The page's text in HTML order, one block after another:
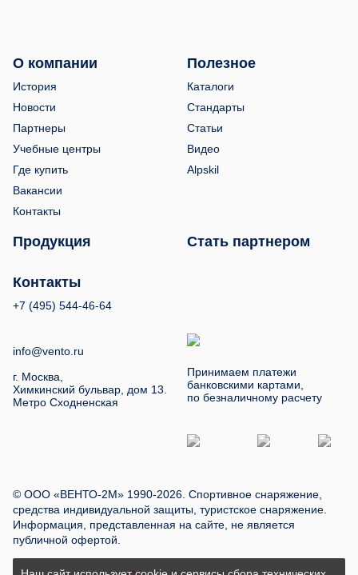
О компании
История
Новости
Партнеры
Учебные центры
Где купить
Вакансии
Контакты
Полезное
Каталоги
Стандарты
Статьи
Видео
Alpskil
Продукция Стать партнером
Контакты
+7 (495) 544-46-64
info@vento.ru
г. Москва,
Химкинский бульвар, дом 13.
Метро Сходненская
Принимаем платежи
банковскими картами,
по безналичному расчету
© ООО «ВЕНТО-2М» 1990-2026. Спортивное снаряжение,
средства индивидуальной защиты, туристское снаряжение.
Информация, представленная на сайте, не является
публичной офертой.